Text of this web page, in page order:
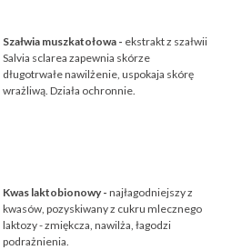
Szałwia muszkatołowa - ekstrakt z szałwii
Salvia sclarea zapewnia skórze
długotrwałe nawilżenie, uspokaja skórę
wrażliwą. Działa ochronnie.
Kwas laktobionowy -najłagodniejszy z
kwasów, pozyskiwany z cukru mlecznego
laktozy - zmiękcza, nawilża, łagodzi
podrażnienia.